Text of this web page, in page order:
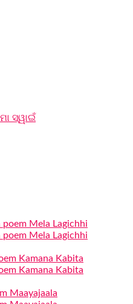
ସ୍ୱାଇଁ